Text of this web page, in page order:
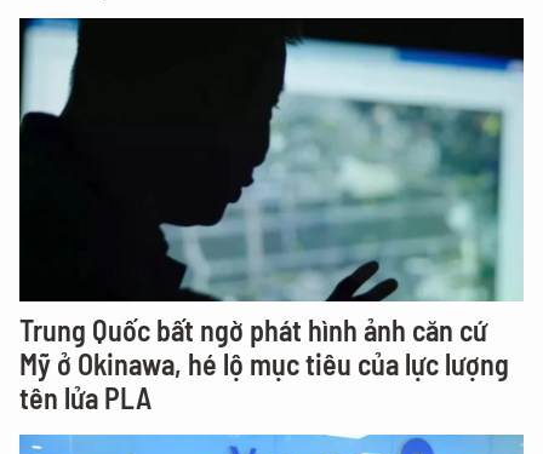
Trung Quốc bất ngờ phát hình ảnh căn cứ
Mỹ ở Okinawa, hé lộ mục tiêu của lực lượng
tên lửa PLA